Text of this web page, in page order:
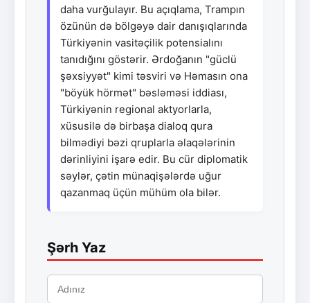
daha vurğulayır. Bu açıqlama, Trampın
özünün də bölgəyə dair danışıqlarında
Türkiyənin vasitəçilik potensialını
tanıdığını göstərir. Ərdoğanın "güclü
şəxsiyyət" kimi təsviri və Həmasın ona
"böyük hörmət" bəsləməsi iddiası,
Türkiyənin regional aktyorlarla,
xüsusilə də birbaşa dialoq qura
bilmədiyi bəzi qruplarla əlaqələrinin
dərinliyini işarə edir. Bu cür diplomatik
səylər, çətin münaqişələrdə uğur
qazanmaq üçün mühüm ola bilər.
Şərh Yaz